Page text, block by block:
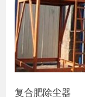
复合肥除尘器